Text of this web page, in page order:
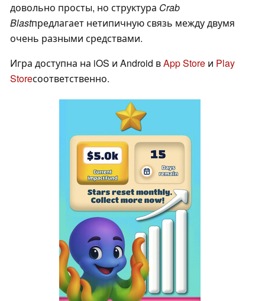
довольно просты, но структура Crab
Blastпредлагает нетипичную связь между двумя
очень разными средствами.
Игра доступна на iOS и Android вApp Store и Play
Storeсоответственно.